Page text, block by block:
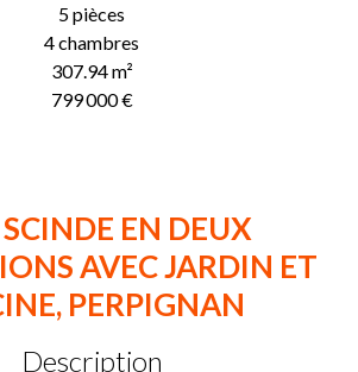
5 pièces
4 chambres
307.94m²
799 000 €
EN DEUX
AVEC JARDIN ET
PERPIGNAN
Description